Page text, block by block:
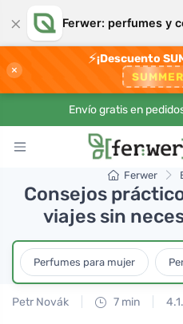
× Ferwer: perfumes y
×
⚡¡Descuento
SUMMER
Envío gratis en
Ferwer
Consejos
viajes sin
Perfumes para mujer
Petr Novák 7 min